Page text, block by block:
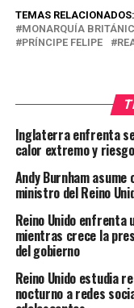
TEMAS RELACIONADOS:
MONARQUÍA
PRÍNCIPE FELIPE
Inglaterra enfrenta
calor extremo y
Andy Burnham asume
ministro del Reino
Reino Unido
mientras crece la
del gobierno
Reino Unido estudia
nocturno a redes